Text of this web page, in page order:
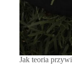
Jak teoria